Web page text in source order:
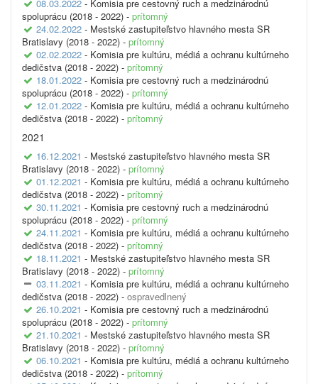
08.03.2022 - Komisia pre cestovný ruch a medzinárodnú
spoluprácu (2018 - 2022) - prítomný
24.02.2022 - Mestské zastupiteľstvo hlavného mesta SR
Bratislavy (2018 - 2022) - prítomný
02.02.2022 - Komisia pre kultúru, médiá a ochranu kultúrneho
dedičstva (2018 - 2022) - prítomný
18.01.2022 - Komisia pre cestovný ruch a medzinárodnú
spoluprácu (2018 - 2022) - prítomný
12.01.2022 - Komisia pre kultúru, médiá a ochranu kultúrneho
dedičstva (2018 - 2022) - prítomný
2021
16.12.2021 - Mestské zastupiteľstvo hlavného mesta SR
Bratislavy (2018 - 2022) - prítomný
01.12.2021 - Komisia pre kultúru, médiá a ochranu kultúrneho
dedičstva (2018 - 2022) - prítomný
30.11.2021 - Komisia pre cestovný ruch a medzinárodnú
spoluprácu (2018 - 2022) - prítomný
24.11.2021 - Komisia pre kultúru, médiá a ochranu kultúrneho
dedičstva (2018 - 2022) - prítomný
18.11.2021 - Mestské zastupiteľstvo hlavného mesta SR
Bratislavy (2018 - 2022) - prítomný
03.11.2021 - Komisia pre kultúru, médiá a ochranu kultúrneho
dedičstva (2018 - 2022) - ospravedlnený
26.10.2021 - Komisia pre cestovný ruch a medzinárodnú
spoluprácu (2018 - 2022) - prítomný
21.10.2021 - Mestské zastupiteľstvo hlavného mesta SR
Bratislavy (2018 - 2022) - prítomný
06.10.2021 - Komisia pre kultúru, médiá a ochranu kultúrneho
dedičstva (2018 - 2022) - prítomný